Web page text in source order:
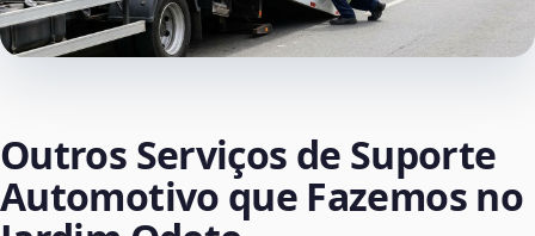
Outros Serviços de Suporte
Automotivo que Fazemos no